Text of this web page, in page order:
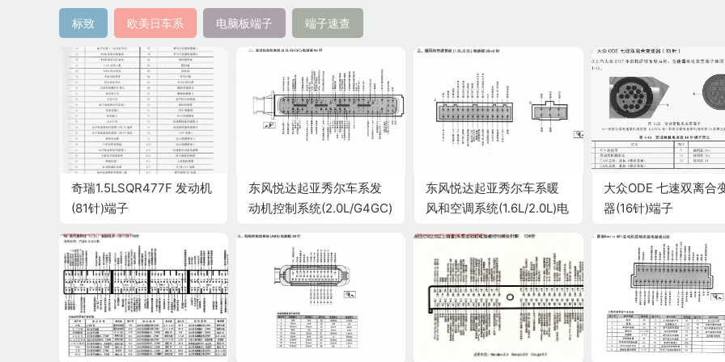
标致 欧美日车系 电脑板端子 端子速查
奇瑞1.5LSQR477F 发动机
(81针)端子
东风悦达起亚秀尔车系发
动机控制系统(2.0L/G4GC)
东风悦达起亚秀尔车系暖
风和空调系统(1.6L/2.0L)电
大众ODE 七速双离合
器(16针)端子